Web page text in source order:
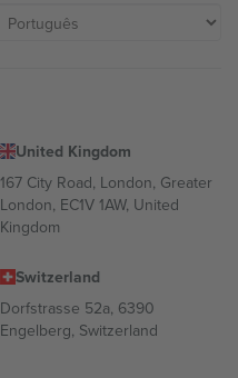
United Kingdom
167 City Road, London, Greater
London, EC1V 1AW, United
Kingdom
Switzerland
Dorfstrasse 52a, 6390
Engelberg, Switzerland